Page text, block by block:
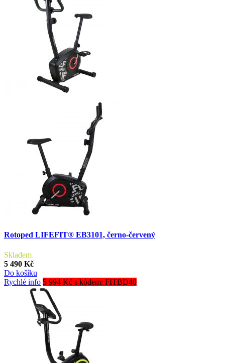
Rotoped LIFEFIT® EB3101, černo-červený
Skladem
5 490 Kč
Do košíku
Rychlé info 5 994 Kč s kódem: FITBD40